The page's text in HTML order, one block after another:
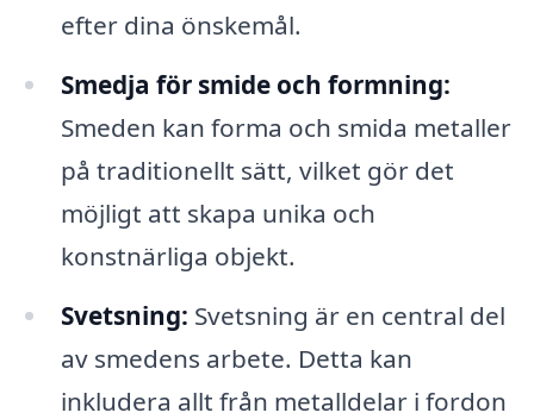
efter dina önskemål.
Smedja för smide och formning:
Smeden kan forma och smida metaller
på traditionellt sätt, vilket gör det
möjligt att skapa unika och
konstnärliga objekt.
Svetsning: Svetsning är en central del
av smedens arbete. Detta kan
inkludera allt från metalldelar i fordon